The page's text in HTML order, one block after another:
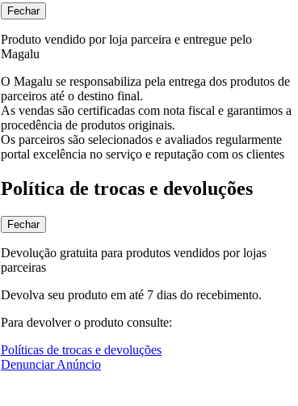
Fechar
Produto vendido por loja parceira e entregue pelo
Magalu
O Magalu se responsabiliza pela entrega dos produtos de
parceiros até o destino final.
As vendas são certificadas com nota fiscal e garantimos a
procedência de produtos originais.
Os parceiros são selecionados e avaliados regularmente
portal excelência no serviço e reputação com os clientes
Política de trocas e devoluções
Fechar
Devolução gratuita para produtos vendidos por lojas
parceiras
Devolva seu produto em até 7 dias do recebimento.
Para devolver o produto consulte:
Políticas de trocas e devoluções
Denunciar Anúncio